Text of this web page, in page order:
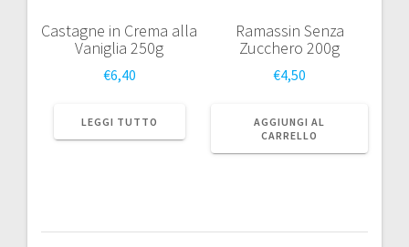
Castagne in Crema alla
Vaniglia 250g
€6,40
LEGGI TUTTO
Ramassin Senza
Zucchero 200g
€4,50
AGGIUNGI AL
CARRELLO